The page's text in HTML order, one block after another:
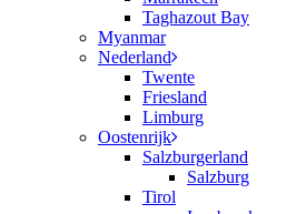
Taghazout Bay
Myanmar
Nederland
Twente
Friesland
Limburg
Oostenrijk
Salzburgerland
Salzburg
Tirol